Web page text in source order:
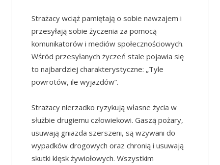
Strażacy wciąż pamiętają o sobie nawzajem i
przesyłają sobie życzenia za pomocą
komunikatorów i mediów społecznościowych.
Wśród przesyłanych życzeń stale pojawia się
to najbardziej charakterystyczne: „Tyle
powrotów, ile wyjazdów”.
Strażacy nierzadko ryzykują własne życia w
służbie drugiemu człowiekowi. Gaszą pożary,
usuwają gniazda szerszeni, są wzywani do
wypadków drogowych oraz chronią i usuwają
skutki klęsk żywiołowych. Wszystkim